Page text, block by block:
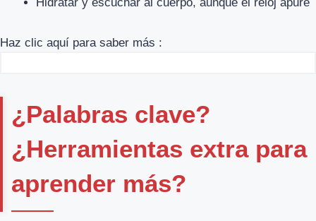
Haz clic aquí para saber más :
¿Palabras clave?
¿Herramientas extra para
aprender más?